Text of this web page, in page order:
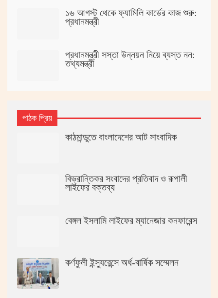
১৬ আগস্ট থেকে ফ্যামিলি কার্ডের কাজ শুরু:
প্রধানমন্ত্রী
প্রধানমন্ত্রী সস্তা উন্নয়ন নিয়ে ব্যস্ত নন:
তথ্যমন্ত্রী
পাঠক প্রিয়
কাঠমান্ডুতে বাংলাদেশের আট সাংবাদিক
বিভ্রান্তিকর সংবাদের প্রতিবাদ ও রূপালী
লাইফের বক্তব্য
বেঙ্গল ইসলামি লাইফের ম্যানেজার কনফারেন্স
কর্ণফুলী ইন্স্যুরেন্সে অর্ধ-বার্ষিক সম্মেলন